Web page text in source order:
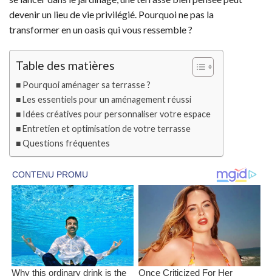
devenir un lieu de vie privilégié. Pourquoi ne pas la
transformer en un oasis qui vous ressemble ?
Table des matières
Pourquoi aménager sa terrasse ?
Les essentiels pour un aménagement réussi
Idées créatives pour personnaliser votre espace
Entretien et optimisation de votre terrasse
Questions fréquentes